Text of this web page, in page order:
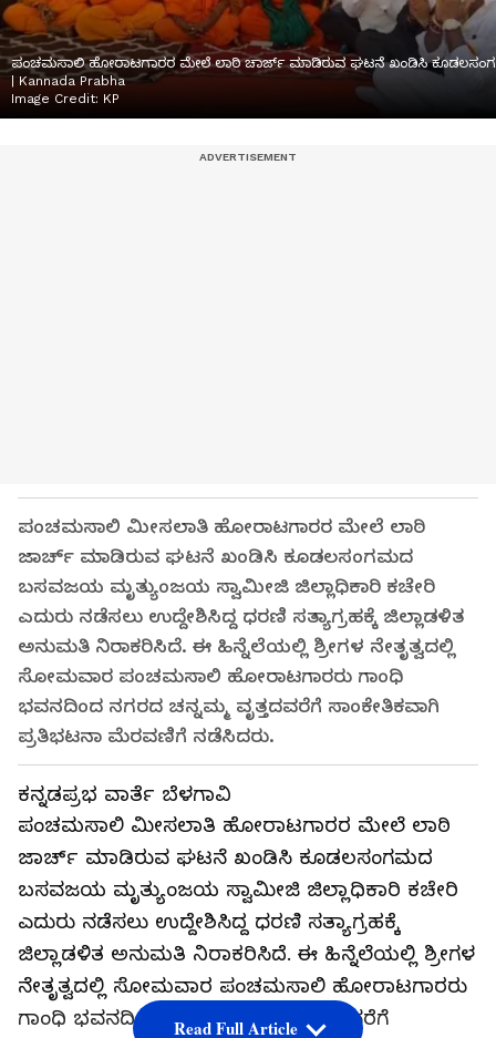
ಪಂಚಮಸಾಲಿ ಹೋರಾಟಗಾರರ ಮೇಲೆ ಲಾಠಿ ಚಾರ್ಜ್ ಮಾಡಿರುವ ಘಟನೆ ಖಂಡಿಸಿ
| Kannada Prabha
Image Credit: KP
ಪಂಚಮಸಾಲಿ ಮೀಸಲಾತಿ ಹೋರಾಟಗಾರರ ಮೇಲೆ ಲಾಠಿ
ಜಾರ್ಚ್‌ ಮಾಡಿರುವ ಘಟನೆ ಖಂಡಿಸಿ ಕೂಡಲಸಂಗಮದ
ಬಸವಜಯ ಮೃತ್ಯುಂಜಯ ಸ್ವಾಮೀಜಿ ಜಿಲ್ಲಾಧಿಕಾರಿ ಕಚೇರಿ
ಎದುರು ನಡೆಸಲು ಉದ್ದೇಶಿಸಿದ್ದ ಧರಣಿ ಸತ್ಯಾಗ್ರಹಕ್ಕೆ ಜಿಲ್ಲಾಡಳಿತ
ಅನುಮತಿ ನಿರಾಕರಿಸಿದೆ. ಈ ಹಿನ್ನೆಲೆಯಲ್ಲಿ ಶ್ರೀಗಳ ನೇತೃತ್ವದಲ್ಲಿ
ಸೋಮವಾರ ಪಂಚಮಸಾಲಿ ಹೋರಾಟಗಾರರು ಗಾಂಧಿ
ಭವನದಿಂದ ನಗರದ ಚನ್ನಮ್ಮ ವೃತ್ತದವರೆಗೆ ಸಾಂಕೇತಿಕವಾಗಿ
ಪ್ರತಿಭಟನಾ ಮೆರವಣಿಗೆ ನಡೆಸಿದರು.
ಕನ್ನಡಪ್ರಭ ವಾರ್ತೆ ಬೆಳಗಾವಿ
ಪಂಚಮಸಾಲಿ ಮೀಸಲಾತಿ ಹೋರಾಟಗಾರರ ಮೇಲೆ ಲಾಠಿ
ಜಾರ್ಚ್‌ ಮಾಡಿರುವ ಘಟನೆ ಖಂಡಿಸಿ ಕೂಡಲಸಂಗಮದ
ಬಸವಜಯ ಮೃತ್ಯುಂಜಯ ಸ್ವಾಮೀಜಿ ಜಿಲ್ಲಾಧಿಕಾರಿ ಕಚೇರಿ
ಎದುರು ನಡೆಸಲು ಉದ್ದೇಶಿಸಿದ್ದ ಧರಣಿ ಸತ್ಯಾಗ್ರಹಕ್ಕೆ
ಜಿಲ್ಲಾಡಳಿತ ಅನುಮತಿ ನಿರಾಕರಿಸಿದೆ. ಈ ಹಿನ್ನೆಲೆಯಲ್ಲಿ ಶ್ರೀಗಳ
ನೇತೃತ್ವದಲ್ಲಿ ಸೋಮವಾರ ಪಂಚಮಸಾಲಿ ಹೋರಾಟಗಾರರು
ಗಾಂಧಿ ಭವನದಿಂದ ನಗರದ ಚನ್ನಮ್ಮ ವೃತ್ತದವರೆಗೆ
Read Full Article